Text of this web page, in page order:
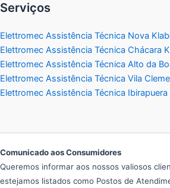
Serviços
Elettromec Assistência Técnica Nova
Elettromec Assistência Técnica Chácara
Elettromec Assistência Técnica Alto da
Elettromec Assistência Técnica Vila
Elettromec Assistência Técnica Ibirapuera
Comunicado aos Consumidores
Queremos informar aos nossos valiosos
estejamos listados como Postos de